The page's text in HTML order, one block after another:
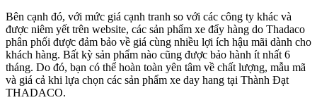
Bên cạnh đó, với mức giá cạnh tranh so với các công ty khác và
được niêm yết trên website, các sản phẩm xe đẩy hàng do Thadaco
phân phối được đảm bảo về giá cùng nhiều lợi ích hậu mãi dành cho
khách hàng. Bất kỳ sản phẩm nào cũng được bảo hành ít nhất 6
tháng. Do đó, bạn có thể hoàn toàn yên tâm về chất lượng, mẫu mã
và giá cả khi lựa chọn các sản phẩm xe day hang tại Thành Đạt
THADACO.